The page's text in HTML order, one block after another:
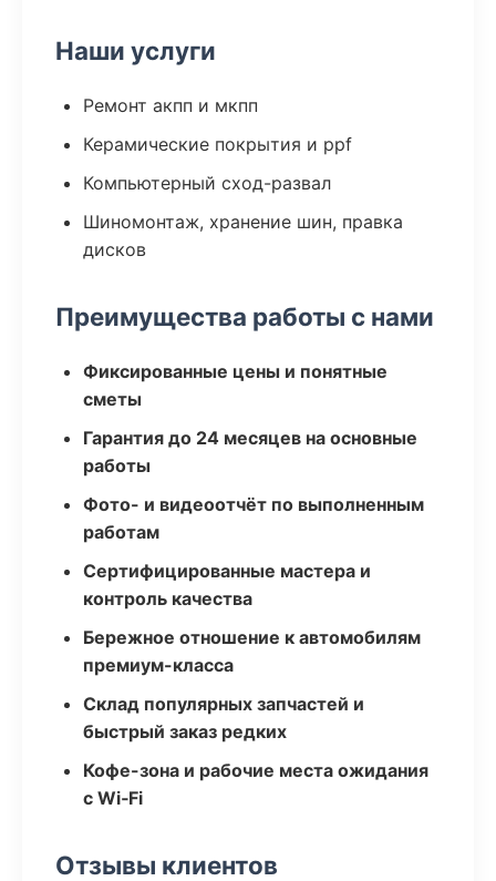
Наши услуги
Ремонт акпп и мкпп
Керамические покрытия и ppf
Компьютерный сход-развал
Шиномонтаж, хранение шин, правка
дисков
Преимущества работы с нами
Фиксированные цены и понятные
сметы
Гарантия до 24 месяцев на основные
работы
Фото- и видеоотчёт по выполненным
работам
Сертифицированные мастера и
контроль качества
Бережное отношение к автомобилям
премиум-класса
Склад популярных запчастей и
быстрый заказ редких
Кофе-зона и рабочие места ожидания
с Wi‑Fi
Отзывы клиентов